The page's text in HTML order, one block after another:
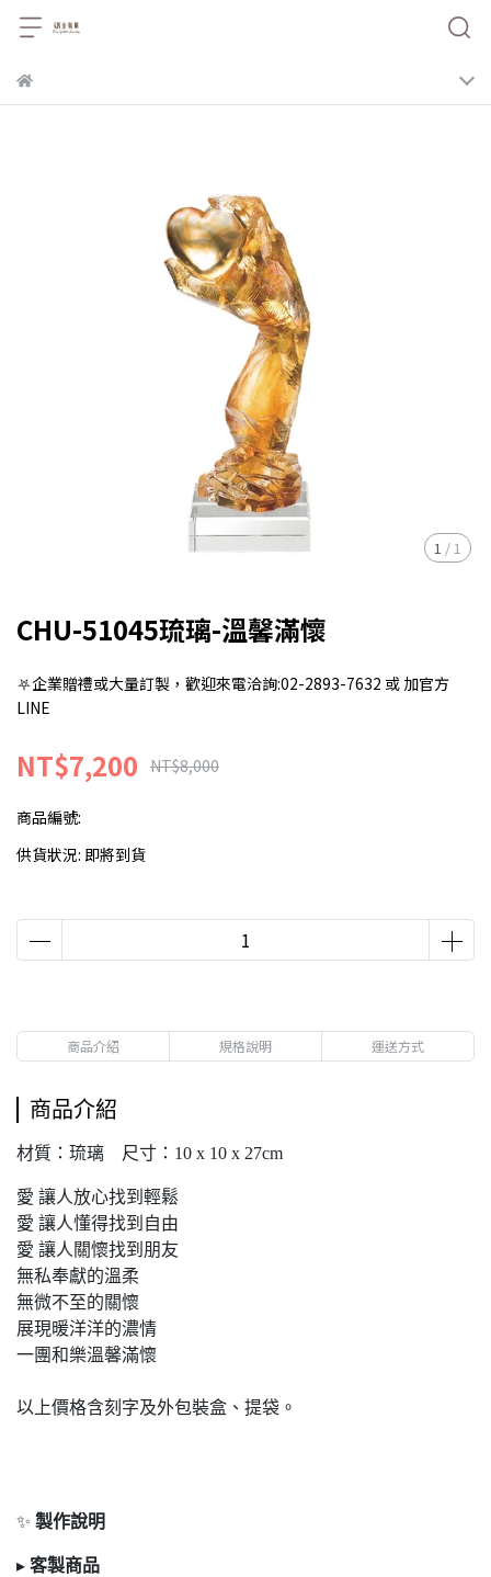
1 / 1
CHU-51045琉璃-溫馨滿懷
⛧企業贈禮或大量訂製，歡迎來電洽詢:02-2893-7632 或 加官方
LINE
NT$7,200 NT$8,000
商品編號:
供貨狀況: 即將到貨
商品介紹 規格說明 運送方式
商品介紹
材質：琉璃 尺寸：10 x 10 x 27cm
愛 讓人放心找到輕鬆
愛 讓人懂得找到自由
愛 讓人關懷找到朋友
無私奉獻的溫柔
無微不至的關懷
展現暖洋洋的濃情
一團和樂溫馨滿懷
以上價格含刻字及外包裝盒、提袋。
✨ 製作說明
▸ 客製商品